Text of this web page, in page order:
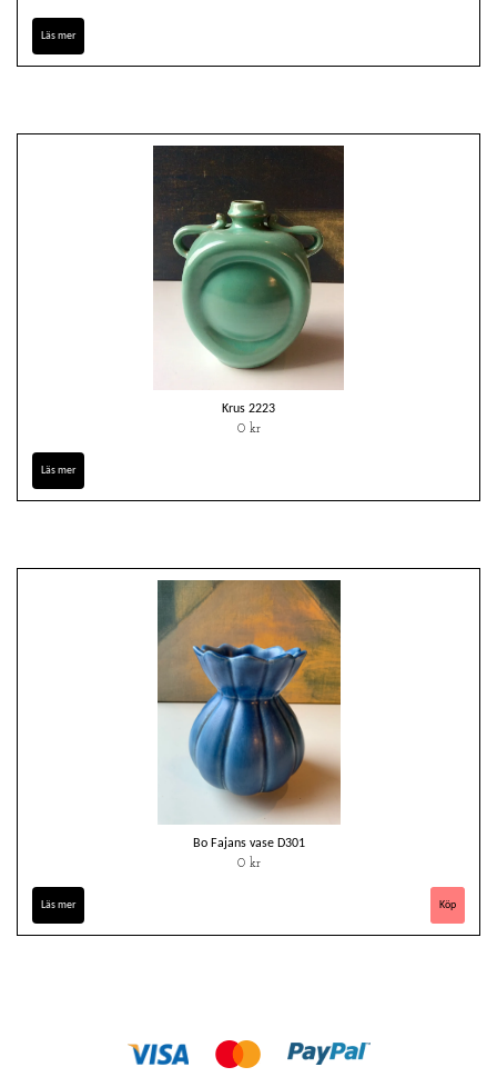
Läs mer
Krus 2223
0 kr
Läs mer
Bo Fajans vase D301
0 kr
Läs mer